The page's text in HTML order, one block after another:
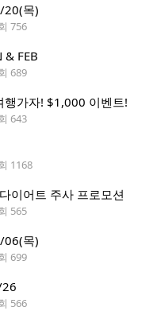
20(목)
756
& FEB
689
가자! $1,000 이벤트!
643
1168
이어트 주사 프로모션
565
06(목)
699
566